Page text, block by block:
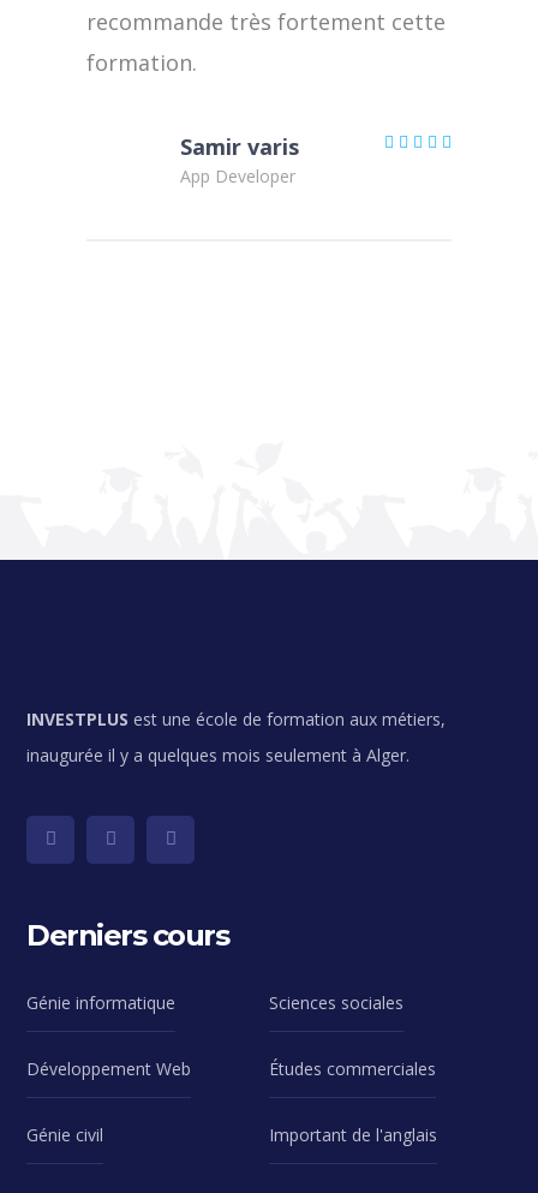
recommande très fortement cette
formation.
Samir varis
App Developer
INVESTPLUS est une école de formation aux métiers,
inaugurée il y a quelques mois seulement à Alger.
Derniers cours
Génie informatique Sciences sociales
Développement Web Études commerciales
Génie civil Important de l'anglais